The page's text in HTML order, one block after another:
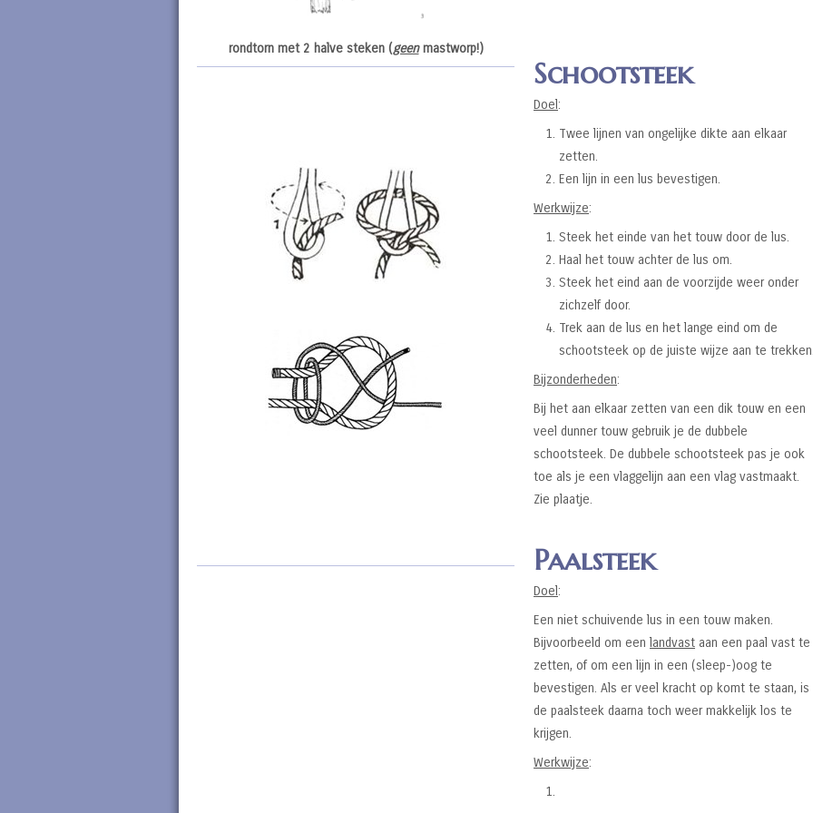
rondtorn met 2 halve steken (geen mastworp!)
Schootsteek
Doel:
Twee lijnen van ongelijke dikte aan elkaar
zetten.
Een lijn in een lus bevestigen.
Werkwijze:
Steek het einde van het touw door de lus.
Haal het touw achter de lus om.
Steek het eind aan de voorzijde weer onder
zichzelf door.
Trek aan de lus en het lange eind om de
schootsteek op de juiste wijze aan te
Bijzonderheden:
Bij het aan elkaar zetten van een dik touw en een
veel dunner touw gebruik je de dubbele
schootsteek. De dubbele schootsteek pas je ook
toe als je een vlaggelijn aan een vlag vastmaakt.
Zie plaatje.
Paalsteek
Doel:
Een niet schuivende lus in een touw maken.
Bijvoorbeeld om een landvast aan een paal vast te
zetten, of om een lijn in een (sleep-)oog te
bevestigen. Als er veel kracht op komt te staan, is
de paalsteek daarna toch weer makkelijk los te
krijgen.
Werkwijze: